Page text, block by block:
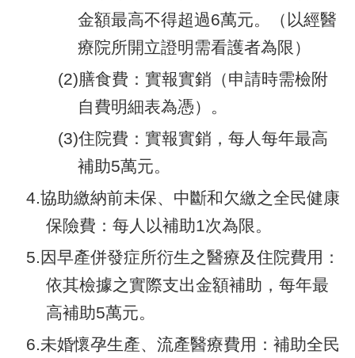
金額最高不得超過6萬元。（以經醫
療院所開立證明需看護者為限）
(2)膳食費：實報實銷（申請時需檢附
自費明細表為憑）。
(3)住院費：實報實銷，每人每年最高
補助5萬元。
4.協助繳納前未保、中斷和欠繳之全民健康
保險費：每人以補助1次為限。
5.因早產併發症所衍生之醫療及住院費用：
依其檢據之實際支出金額補助，每年最
高補助5萬元。
6.未婚懷孕生產、流產醫療費用：補助全民